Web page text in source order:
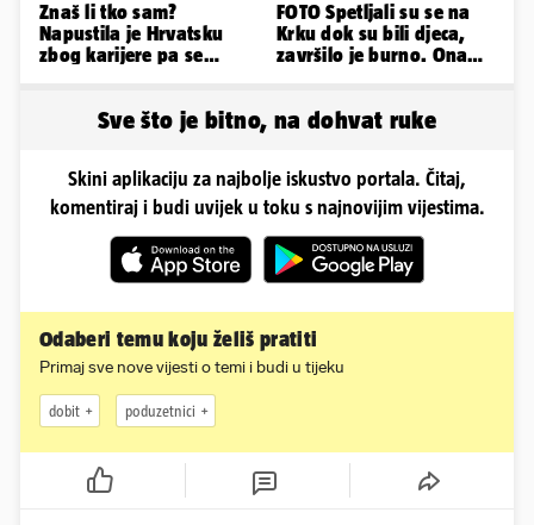
Znaš li tko sam?
Napustila je Hrvatsku
zbog karijere pa se
FOTO Spetljali su se na
Krku dok su bili djeca,
završilo je burno. Ona
Sve što je bitno, na dohvat ruke
Skini aplikaciju za najbolje iskustvo portala. Čitaj,
komentiraj i budi uvijek u toku s najnovijim vijestima.
Odaberi temu koju želiš pratiti
Primaj sve nove vijesti o temi i budi u tijeku
dobit poduzetnici